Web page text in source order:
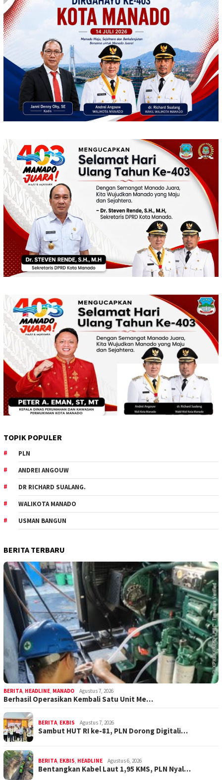
TOPIK POPULER
PLN
ANDREI ANGOUW
DR RICHARD SUALANG.
WALIKOTA MANADO
USMAN BANGUN
BERITA TERBARU
BERITA HEADLINE MANADO Agustus 7, 2026
Berhasil Operasikan Kembali Satu Unit Me…
BERITA EKBIS Agustus 7, 2026
Sambut HUT RI ke-81, PLN Dorong Digitali…
BERITA EKBIS HEADLINE Agustus 6, 2026
Bentangkan Kabel Laut 1,95 KMS, PLN Nyal…